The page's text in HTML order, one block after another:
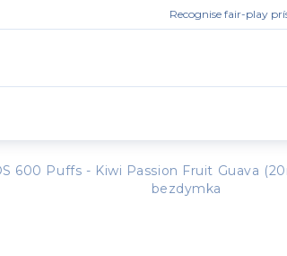
Recognise fair-play
600 Puffs - Kiwi Passion Fruit Guava
bezdymka